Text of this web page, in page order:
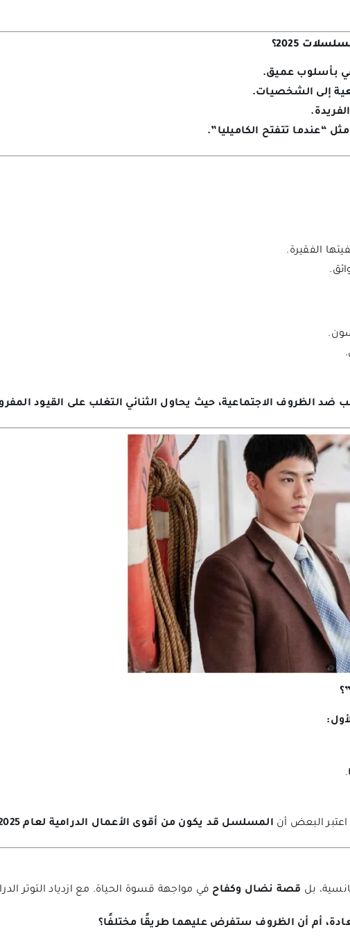
2025؟
بأسلوب عميق.
“عندما تتفتح الكاميليا”.
الفقيرة.
الظروف الاجتماعية، حيث يحاول الثنائي التغلب على القيود
.
البعض أن المسلسل قد يكون من أقوى الأعمال الدرامية لعام 2025
بل قصة نضال وكفاح في مواجهة قسوة الحياة. مع ازدياد التوتر
أم أن الظروف ستفرض عليهما طريقًا مختلفًا؟